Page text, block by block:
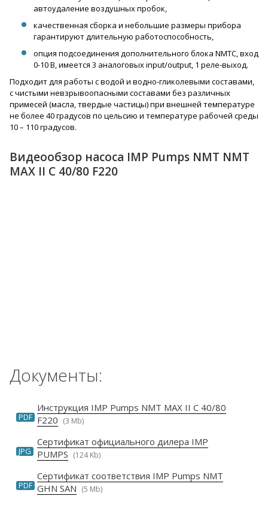
автоудаление воздушных пробок,
качественная сборка и небольшие размеры прибора
гарантируют длительную работоспособность,
опция подсоединения дополнительного блока NMTC, вход
0-10 В, имеется 3 аналоговых input/output, 1 реле-выход.
Подходит для работы с водой и водно-гликолевыми составами,
с чистыми невзрывоопасными составами без различных
примесей (масла, твердые частицы) при внешней температуре
не более 40 градусов по цельсию и температуре рабочей среды
10 – 110 градусов.
Видеообзор насоса IMP Pumps NMT NMT
MAX II C 40/80 F220
Документы:
PDF
Инструкция IMP Pumps NMT MAX II C 40/80
F220 (3 Mb)
JPG
Сертификат официального дилера IMP
PUMPS (124 Kb)
PDF
Сертификат соответствия IMP Pumps NMT
GHN SAN (5 Mb)